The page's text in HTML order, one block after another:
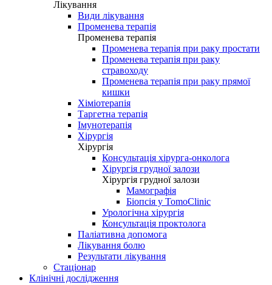
Лікування
Види лікування
Променева терапія
Променева терапія
Променева терапія при раку простати
Променева терапія при раку
стравоходу
Променева терапія при раку прямої
кишки
Хіміотерапія
Таргетна терапія
Імунотерапія
Хірургія
Хірургія
Консультація хірурга-онколога
Хірургія грудної залози
Хірургія грудної залози
Мамографія
Біопсія у TomoClinic
Урологічна хірургія
Консультація проктолога
Паліативна допомога
Лікування болю
Результати лікування
Стаціонар
Клінічні дослідження